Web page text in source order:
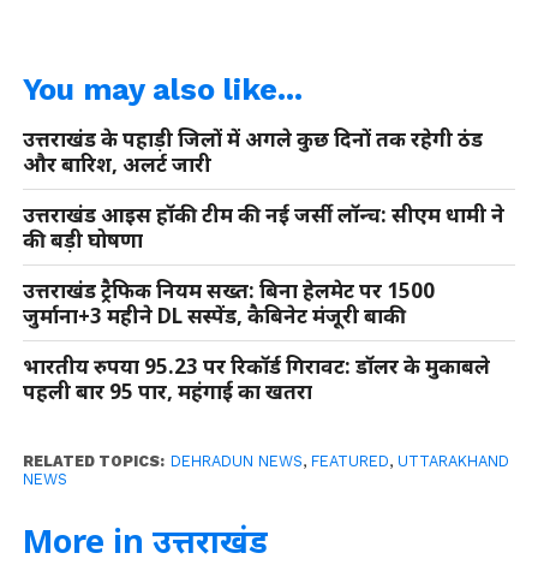
You may also like...
उत्तराखंड के पहाड़ी जिलों में अगले कुछ दिनों तक रहेगी ठंड
और बारिश, अलर्ट जारी
उत्तराखंड आइस हॉकी टीम की नई जर्सी लॉन्च: सीएम धामी ने
की बड़ी घोषणा
उत्तराखंड ट्रैफिक नियम सख्त: बिना हेलमेट पर 1500
जुर्माना+3 महीने DL सस्पेंड, कैबिनेट मंजूरी बाकी
भारतीय रुपया 95.23 पर रिकॉर्ड गिरावट: डॉलर के मुकाबले
पहली बार 95 पार, महंगाई का खतरा
RELATED TOPICS: DEHRADUN NEWS, FEATURED, UTTARAKHAND
NEWS
More in उत्तराखंड